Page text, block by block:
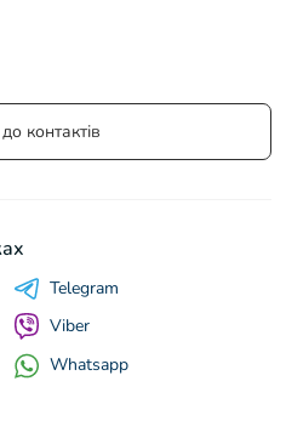
контактів
Telegram
Viber
Whatsapp